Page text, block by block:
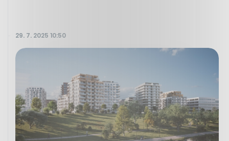
29. 7. 2025 10:50